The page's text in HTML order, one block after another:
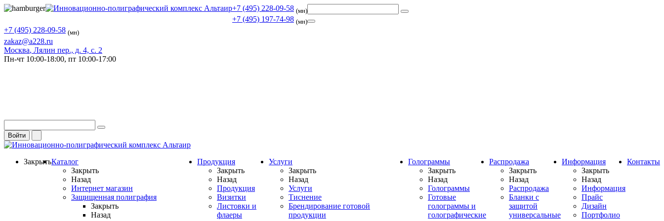
+7 (495) 228-09-58 (мн)
+7 (495) 197-74-98 (мн)
+7 (495) 228-09-58 (мн)
zakaz@a228.ru
Москва, Лялин пер., д. 4, с. 2
Пн-чт 10:00-18:00, пт 10:00-17:00
Войти
ЗакрытьКаталог
Закрыть
Назад
Интернет магазин
Защищенная полиграфия
Закрыть
Назад
Продукция
Закрыть
Назад
Продукция
Визитки
Листовки и
флаеры
Услуги
Закрыть
Назад
Услуги
Тиснение
Брендирование готовой
продукции
Голограммы
Закрыть
Назад
Голограммы
Готовые
голограммы и
голографические
Распродажа
Закрыть
Назад
Распродажа
Бланки с
защитой
универсальные
Информация
Закрыть
Назад
Информация
Прайс
Дизайн
Портфолио
Контакты